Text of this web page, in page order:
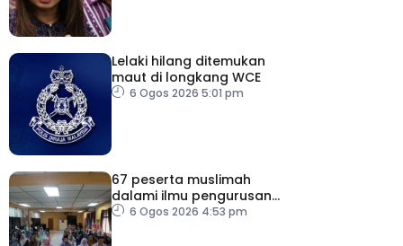
Lelaki hilang ditemukan
maut di longkang WCE
6 Ogos 2026 5:01 pm
67 peserta muslimah
dalami ilmu pengurusan
jenazah
6 Ogos 2026 4:53 pm